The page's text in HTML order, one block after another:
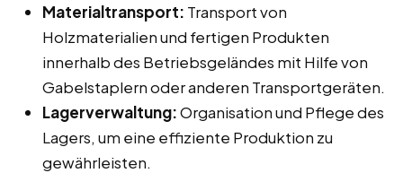
Materialtransport: Transport von
Holzmaterialien und fertigen Produkten
innerhalb des Betriebsgeländes mit Hilfe von
Gabelstaplern oder anderen Transportgeräten.
Lagerverwaltung:Organisation und Pflege des
Lagers, um eine effiziente Produktion zu
gewährleisten.